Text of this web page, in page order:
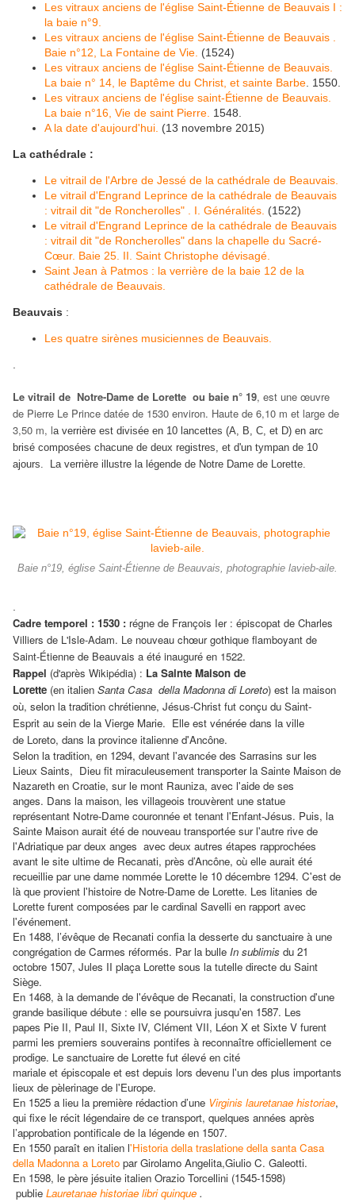
Les vitraux anciens de l'église Saint-Étienne de Beauvais I :
la baie n°9.
Les vitraux anciens de l'église Saint-Étienne de Beauvais .
Baie n°12, La Fontaine de Vie. (1524)
Les vitraux anciens de l'église Saint-Étienne de Beauvais.
La baie n° 14, le Baptême du Christ, et sainte Barbe . 1550.
Les vitraux anciens de l'église saint-Étienne de Beauvais.
La baie n°16, Vie de saint Pierre. 1548.
A la date d'aujourd'hui. (13 novembre 2015)
La cathédrale :
Le vitrail de l'Arbre de Jessé de la cathédrale de Beauvais.
Le vitrail d'Engrand Leprince de la cathédrale de Beauvais
: vitrail dit "de Roncherolles" . I. Généralités. (1522)
Le vitrail d'Engrand Leprince de la cathédrale de Beauvais
: vitrail dit "de Roncherolles" dans la chapelle du Sacré-
Cœur. Baie 25. II. Saint Christophe dévisagé.
Saint Jean à Patmos : la verrière de la baie 12 de la
cathédrale de Beauvais.
Beauvais :
Les quatre sirènes musiciennes de Beauvais.
Le vitrail de Notre-Dame de Lorette ou baie n° 19, est une œuvre
de Pierre Le Prince datée de 1530 environ. Haute de 6,10 m et large de
3,50 m, la verrière est divisée en 10 lancettes (A, B, C, et D) en arc
brisé composées chacune de deux registres, et d'un tympan de 10
ajours. La verrière illustre la légende de Notre Dame de Lorette.
Baie n°19, église Saint-Étienne de Beauvais, photographie lavieb-aile.
Cadre temporel : 1530 : régne de François Ier : épiscopat de Charles
Villiers de L'Isle-Adam. Le nouveau chœur gothique flamboyant de
Saint-Étienne de Beauvais a été inauguré en 1522.
Rappel (d'après Wikipédia) : La Sainte Maison de
Lorette (en italien Santa Casa della Madonna di Loreto) est la maison
où, selon la tradition chrétienne, Jésus-Christ fut conçu du Saint-
Esprit au sein de la Vierge Marie. Elle est vénérée dans la ville
de Loreto, dans la province italienne d'Ancône.
Selon la tradition, en 1294, devant l'avancée des Sarrasins sur les
Lieux Saints, Dieu fit miraculeusement transporter la Sainte Maison de
Nazareth en Croatie, sur le mont Rauniza, avec l'aide de ses
anges. Dans la maison, les villageois trouvèrent une statue
représentant Notre-Dame couronnée et tenant l'Enfant-Jésus. Puis, la
Sainte Maison aurait été de nouveau transportée sur l'autre rive de
l'Adriatique par deux anges avec deux autres étapes rapprochées
avant le site ultime de Recanati, près d’Ancône, où elle aurait été
recueillie par une dame nommée Lorette le 10 décembre 1294. C'est de
là que provient l'histoire de Notre-Dame de Lorette. Les litanies de
Lorette furent composées par le cardinal Savelli en rapport avec
l'événement.
En 1488, l’évêque de Recanati confia la desserte du sanctuaire à une
congrégation de Carmes réformés. Par la bulle In sublimis du 21
octobre 1507, Jules II plaça Lorette sous la tutelle directe du Saint
Siège.
En 1468, à la demande de l'évêque de Recanati, la construction d'une
grande basilique débute : elle se poursuivra jusqu'en 1587. Les
papes Pie II, Paul II, Sixte IV, Clément VII, Léon X et Sixte V furent
parmi les premiers souverains pontifes à reconnaître officiellement ce
prodige. Le sanctuaire de Lorette fut élevé en cité
mariale et épiscopale et est depuis lors devenu l'un des plus importants
lieux de pèlerinage de l'Europe.
En 1525 a lieu la première rédaction d’une Virginis lauretanae historiae,
qui fixe le récit légendaire de ce transport, quelques années après
l’approbation pontificale de la légende en 1507.
En 1550 paraît en italien l'Historia della traslatione della santa Casa
della Madonna a Loreto par Girolamo Angelita,Giulio C. Galeotti.
En 1598, le père jésuite italien Orazio Torcellini (1545-1598)
publie Lauretanae historiae libri quinque .